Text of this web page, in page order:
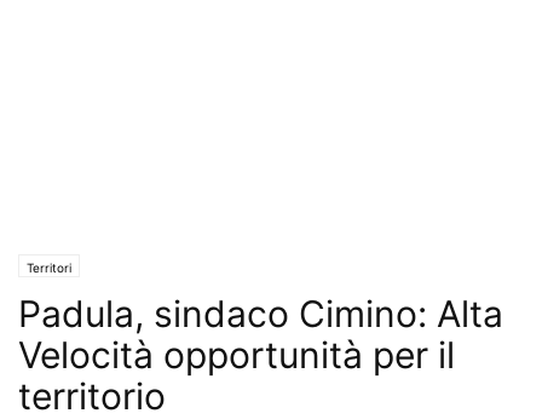
Territori
Padula, sindaco Cimino: Alta
Velocità opportunità per il
territorio